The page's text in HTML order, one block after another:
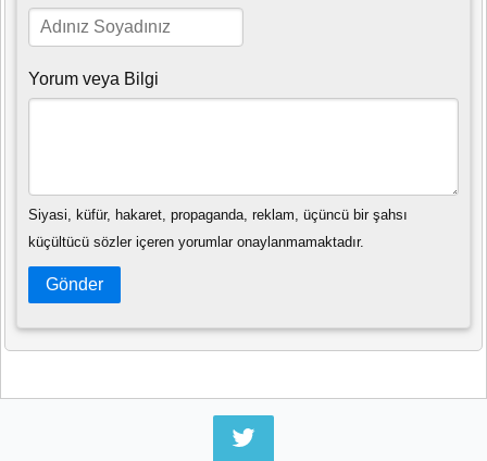
Yorum veya Bilgi
Siyasi, küfür, hakaret, propaganda, reklam, üçüncü bir şahsı
küçültücü sözler içeren yorumlar onaylanmamaktadır.
Gönder